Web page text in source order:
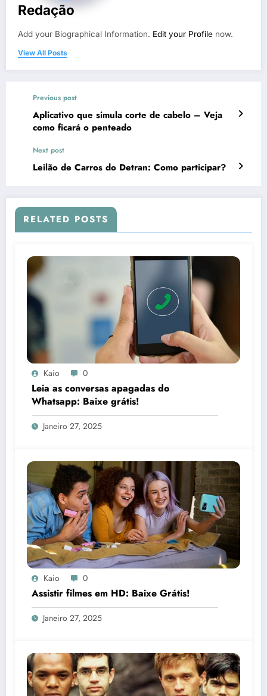
Redação
Add your Biographical Information. Edit your Profile now.
View All Posts
Previous post
Aplicativo que simula corte de cabelo – Veja
como ficará o penteado
Next post
Leilão de Carros do Detran: Como participar?
RELATED POSTS
Kaio 0
Leia as conversas apagadas do
Whatsapp: Baixe grátis!
Janeiro 27, 2025
Kaio 0
Assistir filmes em HD: Baixe Grátis!
Janeiro 27, 2025